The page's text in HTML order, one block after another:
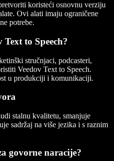
koristeći osnovnu verziju
Ovi alati imaju ograničene
potrebe.
to Speech?
stručnjaci, podcasteri,
Veedov Text to Speech.
u produkciji i komunikaciji.
stalnu kvalitetu, smanjuje
sadržaj na više jezika i s raznim
govorne naracije?